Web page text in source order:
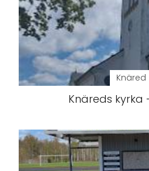
Knäred
Knäreds kyrka